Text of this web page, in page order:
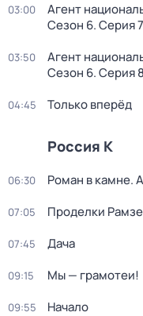
03:00 Агент
Сезон 6. Серия
03:50 Агент
Сезон 6. Серия
04:45 Только вперёд
Россия К
06:30 Роман в камне.
07:05 Проделки
07:45 Дача
09:15 Мы — грамотеи!
09:55 Начало